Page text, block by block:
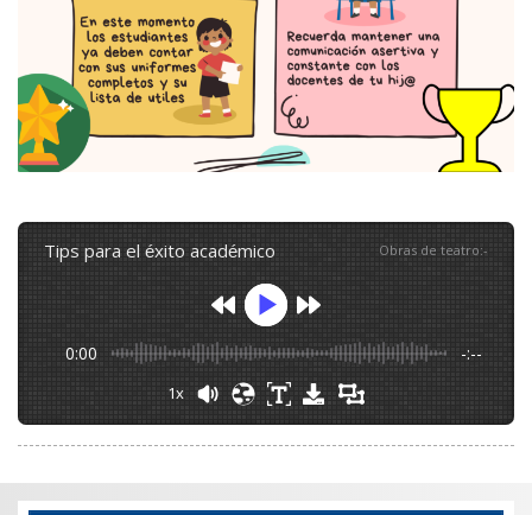
tips para el éxito académico Obras de teatro:-
0:00 -:--
1x